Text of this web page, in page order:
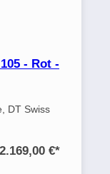
- Rot -
DT Swiss
2.169,00 €*